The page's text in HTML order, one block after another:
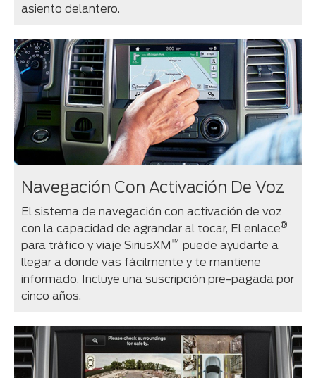
asiento delantero.
Navegación Con Activación De Voz
El sistema de navegación con activación de voz
con la capacidad de agrandar al tocar, El enlace®
para tráfico y viaje SiriusXM™ puede ayudarte a
llegar a donde vas fácilmente y te mantiene
informado. Incluye una suscripción pre-pagada por
cinco años.